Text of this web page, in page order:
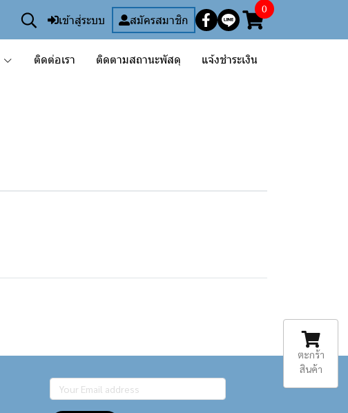
เข้าสู่ระบบ สมัครสมาชิก
0
ติดต่อเรา ติดตามสถานะพัสดุ แจ้งชำระเงิน
ตะกร้า
สินค้า